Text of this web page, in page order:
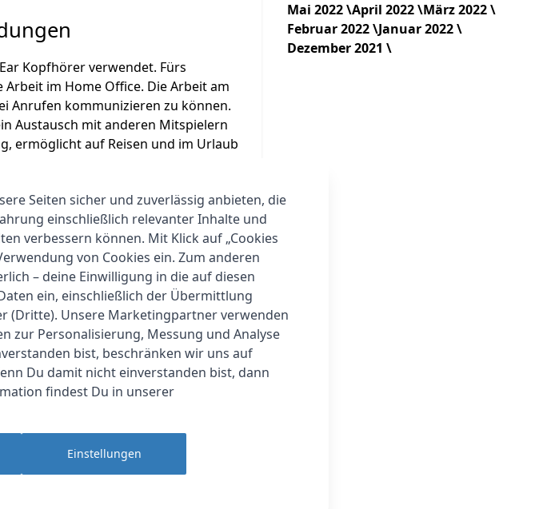
Kopfhörer verwendet. Fürs
im Home Office. Die Arbeit am
Anrufen kommunizieren zu können.
Austausch mit anderen Mitspielern
ermöglicht auf Reisen und im Urlaub
Kopfhörer in Frage:
sehr unterschiedlich aus.
die in den Ohrmuscheln integriert
oder 50 mm klingt der Sound sehr
effektiv, so dass der Schall
Effekt zusätzlich.
Die Höhen sind detailreich und die
Frequenzbereich anbieten, um
Mai 2022 \April 2022 \März 2022 \
Februar 2022 \Januar 2022 \
Dezember 2021 \
Seiten sicher und zuverlässig anbieten, die
einschließlich relevanter Inhalte und
verbessern können. Mit Klick auf „Cookies
von Cookies ein. Zum anderen
– deine Einwilligung in die auf diesen
ein, einschließlich der Übermittlung
(Dritte). Unsere Marketingpartner verwenden
zur Personalisierung, Messung und Analyse
bist, beschränken wir uns auf
Du damit nicht einverstanden bist, dann
findest Du in unserer
Einstellungen